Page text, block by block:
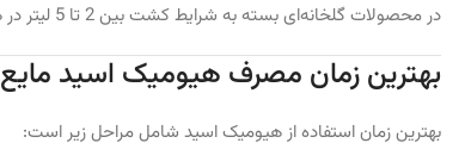
در محصولات گلخانه‌ای بسته به شرایط کشت بین 2 تا 5 لیتر در هزار متر مربع توصیه می‌شود.
بهترین زمان مصرف هیومیک اسید مایع 12درصد فیونا
بهترین زمان استفاده از هیومیک اسید شامل مراحل زیر است: